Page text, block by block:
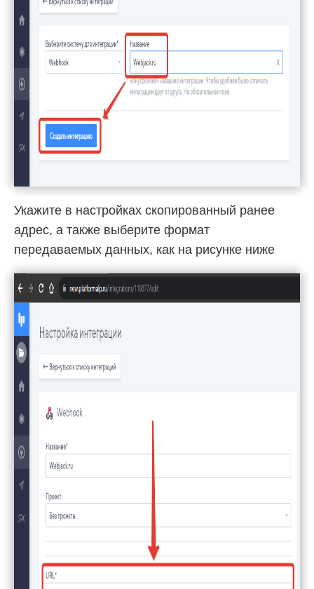
Укажите в настройках скопированный ранее
адрес, а также выберите формат
передаваемых данных, как на рисунке ниже